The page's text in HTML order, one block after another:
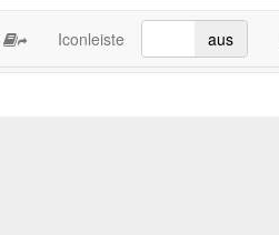
Iconleiste
an aus